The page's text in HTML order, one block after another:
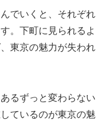
でいくと、それぞれ
。下町に見られるよ
東京の魅力が失われ
るずっと変わらない
ているのが東京の魅